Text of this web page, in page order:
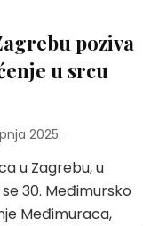
poziva
u srcu
2025.
u Zagrebu, u
30. Međimursko
Međimuraca,